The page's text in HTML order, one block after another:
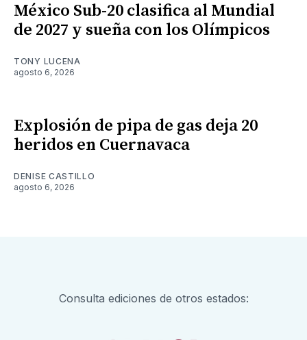
México Sub-20 clasifica al Mundial
de 2027 y sueña con los Olímpicos
TONY LUCENA
agosto 6, 2026
Explosión de pipa de gas deja 20
heridos en Cuernavaca
DENISE CASTILLO
agosto 6, 2026
Consulta ediciones de otros estados: